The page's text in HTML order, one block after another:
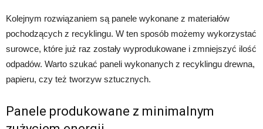
Kolejnym rozwiązaniem są panele wykonane z materiałów
pochodzących z recyklingu. W ten sposób możemy wykorzystać
surowce, które już raz zostały wyprodukowane i zmniejszyć ilość
odpadów. Warto szukać paneli wykonanych z recyklingu drewna,
papieru, czy też tworzyw sztucznych.
Panele produkowane z minimalnym